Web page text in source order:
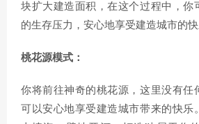
块扩大建造面积，在这个过程中，你
的生存压力，安心地享受建造城市的快
桃花源模式：
你将前往神奇的桃花源，这里没有任
可以安心地享受建造城市带来的快乐